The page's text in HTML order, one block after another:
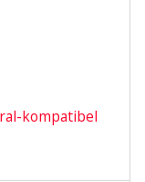
kompatibel